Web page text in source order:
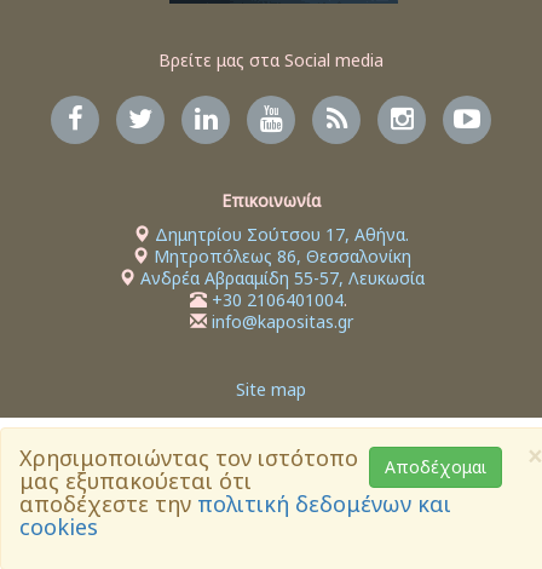
×
Αποδέχομαι
Χρησιμοποιώντας τον ιστότοπο
μας εξυπακούεται ότι
αποδέχεστε την πολιτική δεδομένων και
cookies
Βρείτε μας στα Social media
Επικοινωνία
Δημητρίου Σούτσου 17, Αθήνα.
Μητροπόλεως 86, Θεσσαλονίκη
Ανδρέα Αβρααμίδη 55-57, Λευκωσία
+30 2106401004.
info@kapositas.gr
Site map